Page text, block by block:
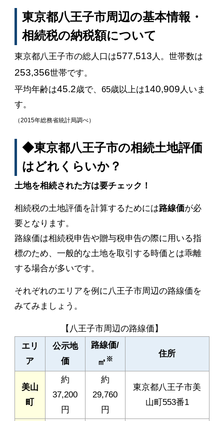
東京都八王子市周辺の基本情報・
相続税の納税額について
東京都八王子市の総人口は577,513 人。世帯数は
253,356世帯です。
平均年齢は45.2歳で、65歳以上は140,909 人いま
す。
（2015年総務省統計局調べ）
◆東京都八王子市の相続土地評価
はどれくらいか？
土地を相続された方は要チェック！
相続税の土地評価を計算するためには路線価が必
要となります。
路線価は相続税申告や贈与税申告の際に用いる指
標のため、一般的な土地を取引する時価とは乖離
する場合が多いです。
それぞれのエリアを例に八王子市周辺の路線価を
みてみましょう。
【八王子市周辺の路線価】
エリ
ア
公示地
価
路線価/
㎡ ※
住所
美山
町
約
37,200
円
約
29,760
円
東京都八王子市美
山町553番1